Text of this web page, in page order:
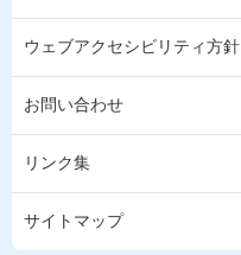
ウェブアクセシビリティ方針
お問い合わせ
リンク集
サイトマップ